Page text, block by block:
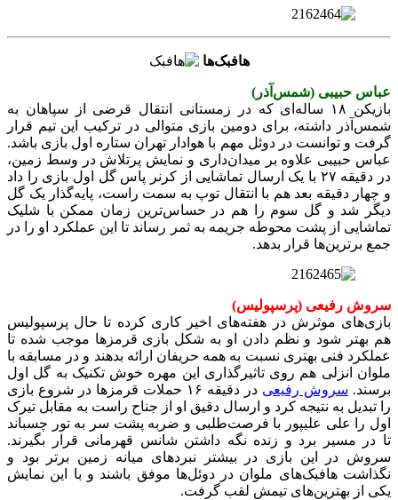
هافبک‌ها
عباس حبیبی (شمس‌آذر)
بازیکن ۱۸ ساله‌ای که در زمستانی انتقال قرضی از سپاهان به
شمس‌آذر داشته، برای دومین بازی متوالی در ترکیب این تیم قرار
گرفت و توانست در دوئل مهم با هوادار تهران ستاره اول بازی باشد.
عباس حبیبی علاوه بر میدان‌داری و نمایش پرتلاش در وسط زمین،
در دقیقه ۲۷ با یک ارسال تماشایی از کرنر پاس گل اول بازی را داد
و چهار دقیقه بعد هم با انتقال توپ به سمت راست، پایه‌گذار یک گل
دیگر شد و گل سوم را هم در حساس‌ترین زمان ممکن با شلیک
تماشایی از پشت محوطه جریمه به ثمر رساند تا این عملکرد او را در
جمع برترین‌ها قرار بدهد.
سروش رفیعی (پرسپولیس)
بازی‌های موثرش در هفته‌های اخیر کاری کرده تا حال پرسپولیس
هم بهتر شود و نظم دادن او به شکل بازی قرمزها موجب شده تا
عملکرد فنی بهتری نسبت به همه حریفان ارائه بدهند و در مسابقه با
ملوان انزلی هم روی تاثیرگذاری این مهره خوش تکنیک به گل اول
برسند. سروش رفیعی
در دقیقه ۱۶ حملات قرمزها در شروع بازی
را تبدیل به نتیجه کرد و ارسال دقیق او از جناح راست به مقابل تیرک
اول را علی علیپور با فرصت‌طلبی و ضربه پشت سر به تور چسباند
تا در مسیر برد و زنده نگه داشتن شانس قهرمانی قرار بگیرند.
سروش در این بازی در بیشتر نبردهای میانه زمین برتر بود و
نگذاشت هافبک‌های ملوان در دوئل‌ها موفق باشند و با این نمایش
یکی از بهترین‌های تیمش لقب گرفت.